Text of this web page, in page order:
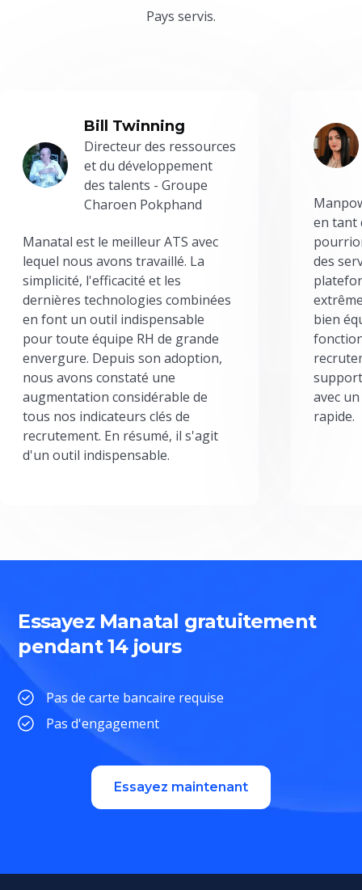
Pays servis.
Bill Twinning
Directeur des ressources
et du développement
des talents - Groupe
Charoen Pokphand
Manatal est le meilleur ATS avec
lequel nous avons travaillé. La
simplicité, l'efficacité et les
dernières technologies combinées
en font un outil indispensable
pour toute équipe RH de grande
envergure. Depuis son adoption,
nous avons constaté une
augmentation considérable de
tous nos indicateurs clés de
recrutement. En résumé, il s'agit
d'un outil indispensable.
en tant
des
bien
avec
rapide.
Essayez Manatal gratuitement
pendant 14 jours
Pas de carte bancaire requise
Pas d'engagement
Essayez maintenant